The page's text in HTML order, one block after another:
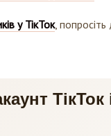
у ТікТок,
ТікТок